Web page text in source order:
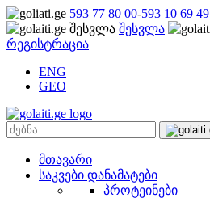
593 77 80 00-593 10 69 49
შესვლა
რეგისტრაცია
ENG
GEO
მთავარი
საკვები დანამატები
პროტეინები